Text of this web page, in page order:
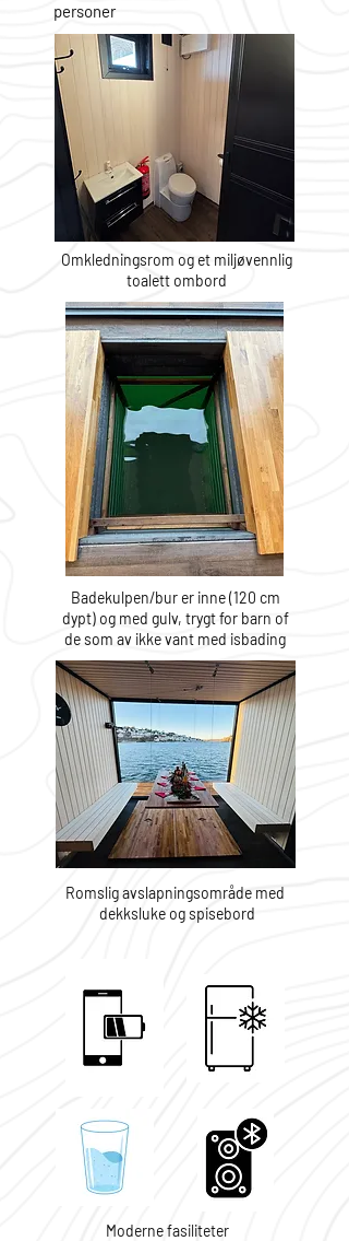
personer
Omkledningsrom og et miljøvennlig
toalett ombord
Badekulpen/bur er inne (120 cm
dypt) og med gulv, trygt for barn of
de som av ikke vant med isbading
Romslig avslapningsområde med
dekksluke og spisebord
Moderne fasiliteter